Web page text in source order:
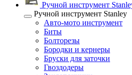
Ручной инструмент
Ручной инструмент Stanley
Авто-мото инструмент
Биты
Болторезы
Бородки и кернеры
Бруски для заточки
Гвоздодеры